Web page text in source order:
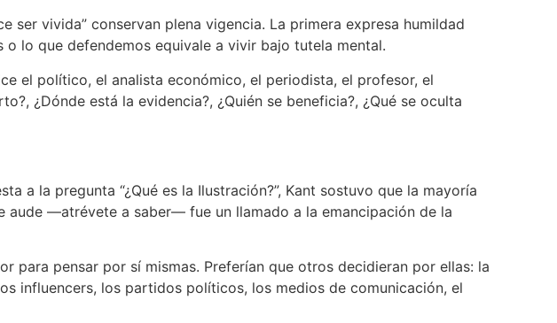
ser vivida” conservan plena vigencia. La primera expresa humildad
lo que defendemos equivale a vivir bajo tutela mental.
el político, el analista económico, el periodista, el profesor, el
¿Dónde está la evidencia?, ¿Quién se beneficia?, ¿Qué se oculta
a la pregunta “¿Qué es la Ilustración?”, Kant sostuvo que la mayoría
aude —atrévete a saber— fue un llamado a la emancipación de la
para pensar por sí mismas. Preferían que otros decidieran por ellas: la
influencers, los partidos políticos, los medios de comunicación, el